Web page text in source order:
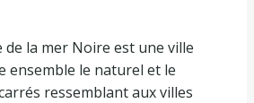
de la mer Noire est une ville
ensemble le naturel et le
ressemblant aux villes